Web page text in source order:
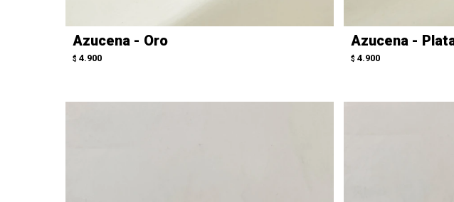
Azucena - Oro
$ 4.900
Azucena -
$ 4.900